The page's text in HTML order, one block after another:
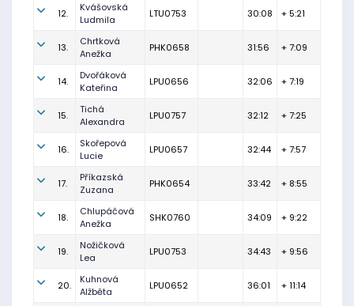
12.
Kvášovská
Ludmila
LTU0753 30:08 + 5:21
13.
Chrtková
Anežka
PHK0658 31:56 + 7:09
14.
Dvořáková
Kateřina
LPU0656 32:06 + 7:19
15.
Tichá
Alexandra
LPU0757 32:12 + 7:25
16.
Skořepová
Lucie
LPU0657 32:44 + 7:57
17.
Příkazská
Zuzana
PHK0654 33:42 + 8:55
18.
Chlupáčová
Anežka
SHK0760 34:09 + 9:22
19.
Nožičková
Lea
LPU0753 34:43 + 9:56
20.
Kuhnová
Alžběta
LPU0652 36:01 + 11:14